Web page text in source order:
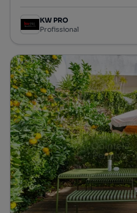
KW PRO
Profissional